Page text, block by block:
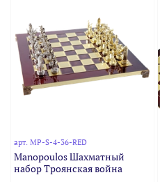
арт.MP-S-4-36-RED
Manopoulos Шахматный
набор Троянская война